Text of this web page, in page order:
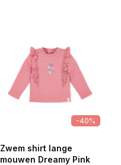
-40%
Zwem shirt lange
mouwen Dreamy Pink